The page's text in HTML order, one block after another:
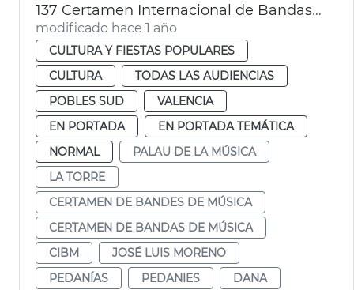
137 Certamen Internacional de Bandas de Música de València
modificado hace 1 año
CULTURA Y FIESTAS POPULARES
CULTURA
TODAS LAS AUDIENCIAS
POBLES SUD
VALENCIA
EN PORTADA
EN PORTADA TEMÁTICA
NORMAL
PALAU DE LA MÚSICA
LA TORRE
CERTAMEN DE BANDES DE MÚSICA
CERTAMEN DE BANDAS DE MÚSICA
CIBM
JOSÉ LUIS MORENO
PEDANÍAS
PEDANIES DANA